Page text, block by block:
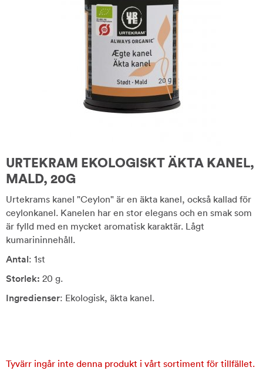
URTEKRAM EKOLOGISKT ÄKTA KANEL,
MALD, 20G
Urtekrams kanel "Ceylon" är en äkta kanel, också kallad för
ceylonkanel. Kanelen har en stor elegans och en smak som
är fylld med en mycket aromatisk karaktär. Lågt
kumarininnehåll.
Antal: 1st
Storlek: 20 g.
Ingredienser: Ekologisk, äkta kanel.
Tyvärr ingår inte denna produkt i vårt sortiment för tillfället.